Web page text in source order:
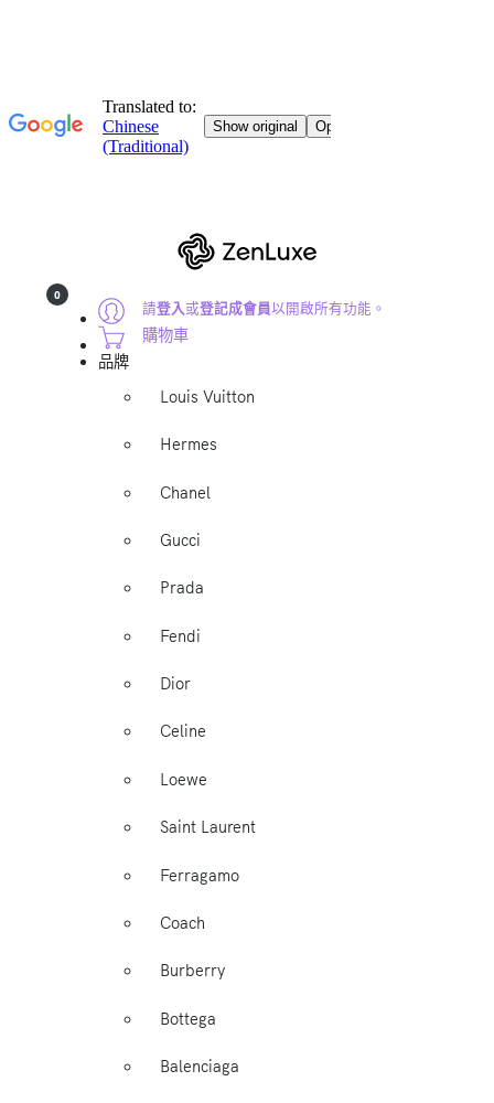
請登入或登記成會員以開啟所有功能。
0
購物車
品牌
Louis Vuitton
Hermes
Chanel
Gucci
Prada
Fendi
Dior
Celine
Loewe
Saint Laurent
Ferragamo
Coach
Burberry
Bottega
Balenciaga